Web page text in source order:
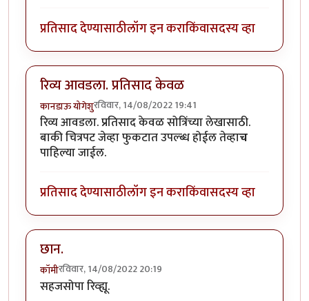
प्रतिसाद देण्यासाठीलॉग इन कराकिंवासदस्य व्हा
रिव्य आवडला. प्रतिसाद केवळ
कानडाऊ योगेशुरविवार, 14/08/2022 19:41
रिव्य आवडला. प्रतिसाद केवळ सोत्रिंच्या लेखासाठी.
बाकी चित्रपट जेव्हा फुकटात उपल्ब्ध होईल तेव्हाच
पाहिल्या जाईल.
प्रतिसाद देण्यासाठीलॉग इन कराकिंवासदस्य व्हा
छान.
कॉमीरविवार, 14/08/2022 20:19
सहजसोपा रिव्ह्यू.